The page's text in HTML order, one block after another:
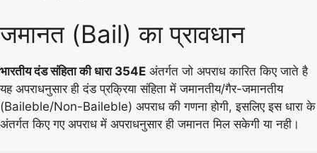
जमानत (Bail) का प्रावधान
भारतीय दंड संहिता की धारा 354E अंतर्गत जो अपराध कारित किए जाते है
यह अपराधनुसार ही दंड प्रक्रिया संहिता में जमानतीय/गैर-जमानतीय
(Baileble/Non-Baileble) अपराध की गणना होगी, इसलिए इस धारा के
अंतर्गत किए गए अपराध में अपराधनुसार ही जमानत मिल सकेगी या नही।